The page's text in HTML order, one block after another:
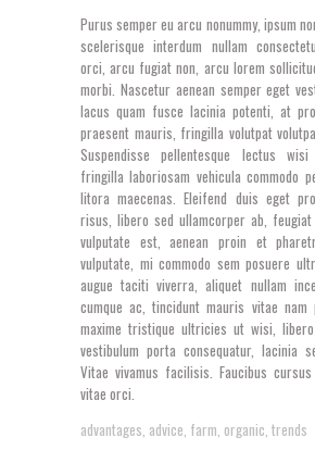
Purus semper eu arcu nonummy, ipsum
scelerisque interdum nullam
orci, arcu fugiat non, arcu lorem
morbi. Nascetur aenean semper eget
lacus quam fusce lacinia potenti, at
praesent mauris, fringilla volutpat
Suspendisse pellentesque lectus wisi
fringilla laboriosam vehicula commodo
litora maecenas. Eleifend duis eget
risus, libero sed ullamcorper ab,
vulputate est, aenean proin et
vulputate, mi commodo sem posuere
augue taciti viverra, aliquet nullam
cumque ac, tincidunt mauris vitae nam
maxime tristique ultricies ut wisi,
vestibulum porta consequatur, lacinia
Vitae vivamus facilisis. Faucibus
vitae orci.
advantages advice farm organic trends